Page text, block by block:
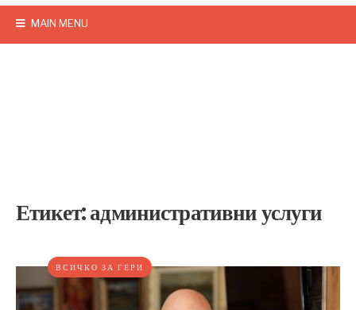
MAIN MENU
Етикет:административни услуги
ВСИЧКО ЗА ГЕРИ